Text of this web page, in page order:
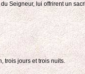
Seigneur, lui offrirent un
trois jours et trois nuits.